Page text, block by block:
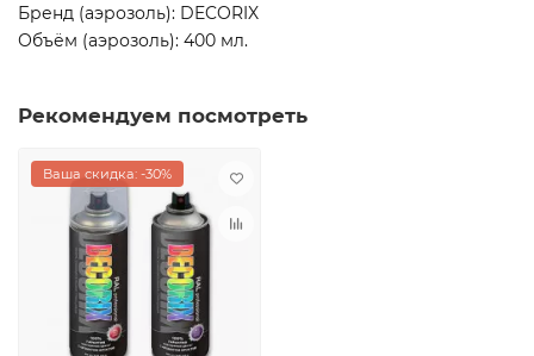
Бренд (аэрозоль): DECORIX
Объём (аэрозоль): 400 мл.
Рекомендуем посмотреть
Ваша скидка: -30%